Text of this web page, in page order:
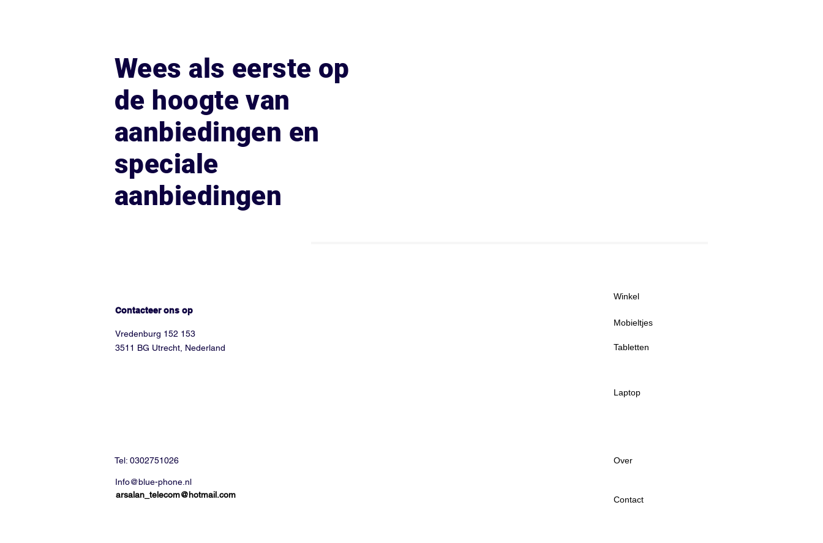
Wees als eerste op
de hoogte van
aanbiedingen en
speciale
aanbiedingen
Contacteer ons op
Vredenburg 152 153
3511 BG Utrecht, Nederland
Winkel
Mobieltjes
Tabletten
Laptop
Tel: 0302751026
Info@blue-phone.nl
arsalan_telecom@hotmail.com
Over
Contact